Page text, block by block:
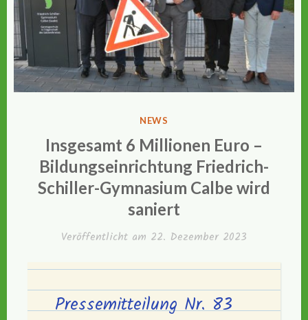
VERÖFFENTLICHT
NEWS
Insgesamt 6 Millionen Euro –
Bildungseinrichtung Friedrich-
Schiller-Gymnasium Calbe wird
saniert
Veröffentlicht am 22. Dezember 2023
Pressemitteilung Nr. 83